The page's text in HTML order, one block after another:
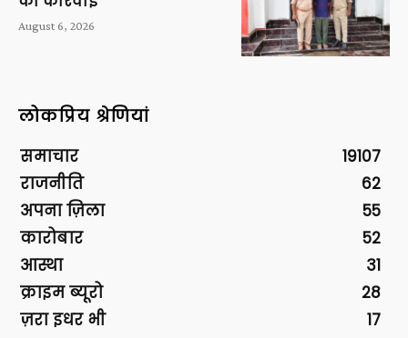
August 6, 2026
लोकप्रिय श्रेणियां
समाचार
19107
राजनीति
62
अपना ज़िला
55
कारोबार
52
आस्था
31
क्राइम ब्यूरो
28
ज़रा इधर भी
17